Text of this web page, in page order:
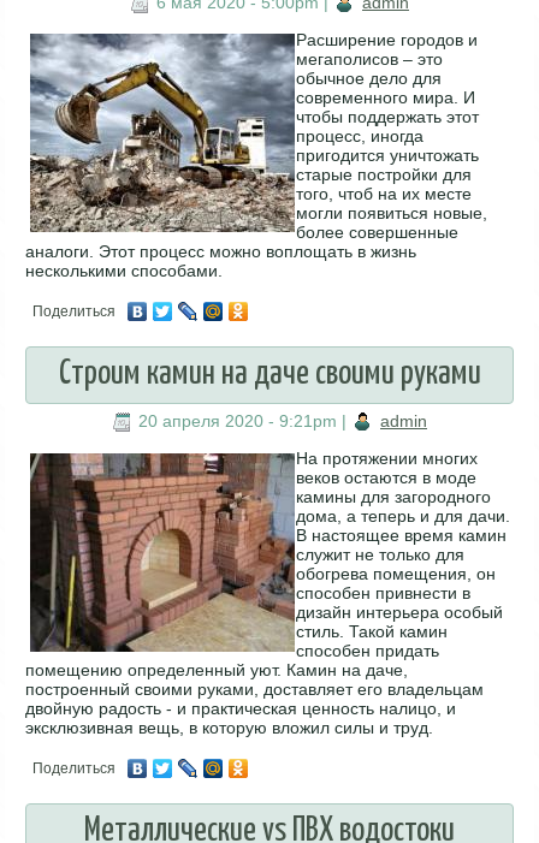
Расширение городов и
мегаполисов – это
обычное дело для
современного мира. И
чтобы поддержать этот
процесс, иногда
пригодится уничтожать
старые постройки для
того, чтоб на их месте
могли появиться новые,
более совершенные
аналоги. Этот процесс можно воплощать в жизнь
несколькими способами.
Поделиться
Строим камин на даче своими руками
20 апреля 2020 - 9:21pm |
admin
На протяжении многих
веков остаются в моде
камины для загородного
дома, а теперь и для дачи.
В настоящее время камин
служит не только для
обогрева помещения, он
способен привнести в
дизайн интерьера особый
стиль. Такой камин
способен придать
помещению определенный уют. Камин на даче,
построенный своими руками, доставляет его владельцам
двойную радость - и практическая ценность налицо, и
эксклюзивная вещь, в которую вложил силы и труд.
Поделиться
Металлические vs ПВХ водостоки